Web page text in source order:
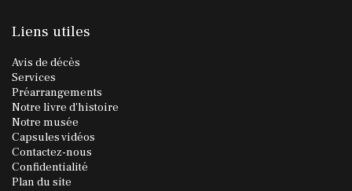
Liens utiles
Avis de décès
Services
Préarrangements
Notre livre d'histoire
Notre musée
Capsules vidéos
Contactez-nous
Confidentialité
Plan du site